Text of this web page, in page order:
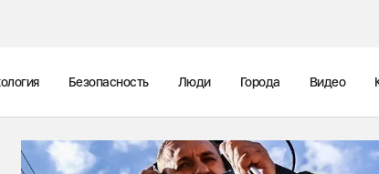
Безопасность Люди Города Видео